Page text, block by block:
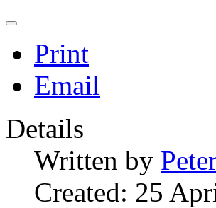
Print
Email
Details
Written by
Created: 25